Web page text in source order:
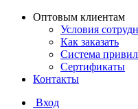
Оптовым клиентам
Условия
Как заказать
Система
Сертификаты
Контакты
Вход